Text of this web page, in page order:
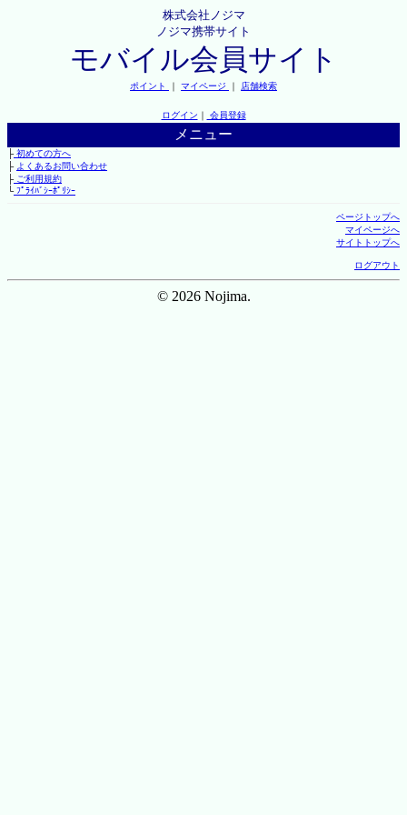
株式会社ノジマ
ノジマ携帯サイト
モバイル会員サイト
ポイント ｜ マイページ ｜ 店舗検索
ログイン ｜ 会員登録
メニュー
├初めての方へ
├ よくあるお問い合わせ
├ご利用規約
└ﾌﾟﾗｲﾊﾞｼｰﾎﾟﾘｼｰ
ページトップへ
マイページへ
サイトトップへ
ログアウト
© 2026 Nojima.